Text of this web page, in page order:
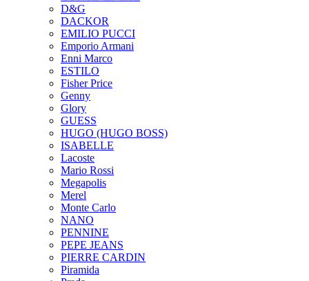
D&G
DACKOR
EMILIO PUCCI
Emporio Armani
Enni Marco
ESTILO
Fisher Price
Genny
Glory
GUESS
HUGO (HUGO BOSS)
ISABELLE
Lacoste
Mario Rossi
Megapolis
Merel
Monte Carlo
NANO
PENNINE
PEPE JEANS
PIERRE CARDIN
Piramida